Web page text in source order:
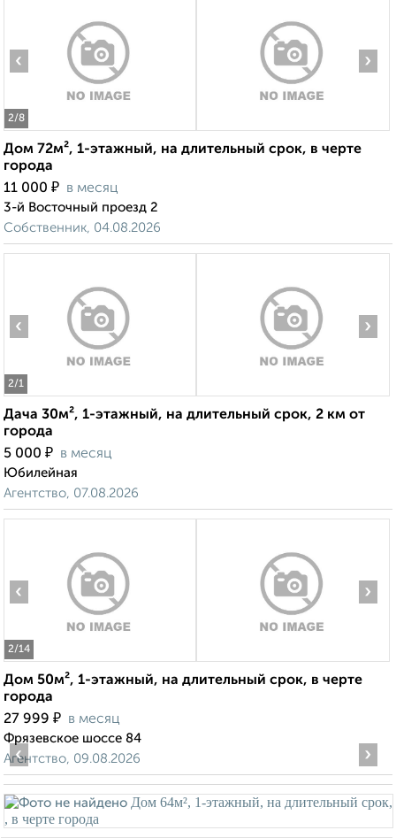
2/8
‹ ›
Дом 72м², 1-этажный, на длительный срок, в черте
города
11 000 ₽ в месяц
3-й Восточный проезд 2
Собственник, 04.08.2026
2/1
‹ ›
Дача 30м², 1-этажный, на длительный срок, 2 км от
города
5 000 ₽ в месяц
Юбилейная
Агентство, 07.08.2026
2/14
‹ ›
Дом 50м², 1-этажный, на длительный срок, в черте
города
27 999 ₽ в месяц
Фрязевское шоссе 84
Агентство, 09.08.2026
‹ ›